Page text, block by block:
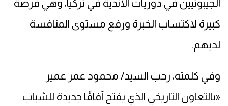
الجيبوتيين في دوريات الأندية في تركيا، وهي فرصة
كبيرة لاكتساب الخبرة ورفع مستوى المنافسة
لديهم.
وفي كلمته، رحب السيد/ محمود عمر عمير
«بالتعاون التاريخي الذي يفتح آفاقًا جديدة للشباب